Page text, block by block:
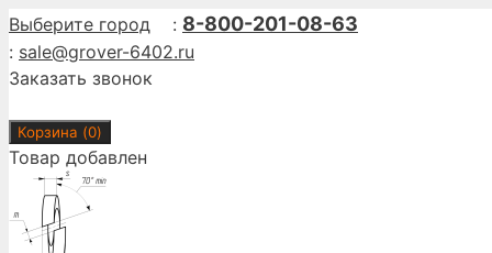
Перейти
к
содержимому
Выберите город : 8-800-201-08-63
: sale@grover-6402.ru
Заказать звонок
Корзина (0)
Товар добавлен